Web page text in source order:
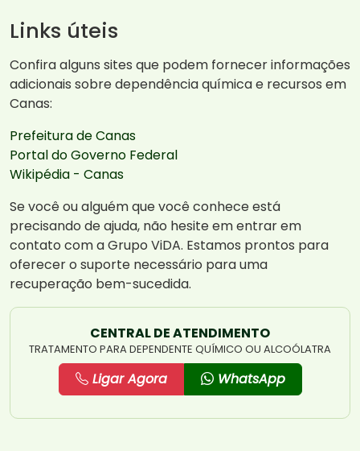
Links úteis
Confira alguns sites que podem fornecer informações
adicionais sobre dependência química e recursos em
Canas:
Prefeitura de Canas
Portal do Governo Federal
Wikipédia - Canas
Se você ou alguém que você conhece está
precisando de ajuda, não hesite em entrar em
contato com a Grupo ViDA. Estamos prontos para
oferecer o suporte necessário para uma
recuperação bem-sucedida.
CENTRAL DE ATENDIMENTO
TRATAMENTO PARA DEPENDENTE QUÍMICO OU ALCOÓLATRA
Ligar Agora WhatsApp